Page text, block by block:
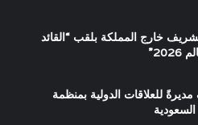
خارج المملكة بلقب “القائد
مديرةً للعلاقات الدولية بمنظمة